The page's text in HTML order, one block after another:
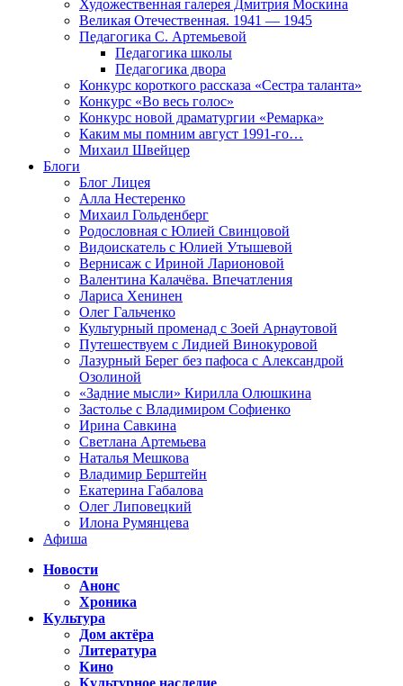
Художественная галерея Дмитрия Москина
Великая Отечественная. 1941 — 1945
Педагогика С. Артемьевой
Педагогика школы
Педагогика двора
Конкурс короткого рассказа «Сестра таланта»
Конкурс «Во весь голос»
Конкурс новой драматургии «Ремарка»
Каким мы помним август 1991-го…
Михаил Швейцер
Блоги
Блог Лицея
Алла Нестеренко
Михаил Гольденберг
Родословная с Юлией Свинцовой
Видоискатель с Юлией Утышевой
Вернисаж с Ириной Ларионовой
Валентина Калачёва. Впечатления
Лариса Хенинен
Олег Гальченко
Культурный променад с Зоей Арнаутовой
Путешествуем с Лидией Винокуровой
Лазурный Берег без пафоса с Александрой
Озолиной
«Задние мысли» Кирилла Олюшкина
Застолье с Владимиром Софиенко
Ирина Савкина
Светлана Артемьева
Наталья Мешкова
Владимир Берштейн
Екатерина Габалова
Олег Липовецкий
Илона Румянцева
Афиша
Новости
Анонс
Хроника
Культура
Дом актёра
Литература
Кино